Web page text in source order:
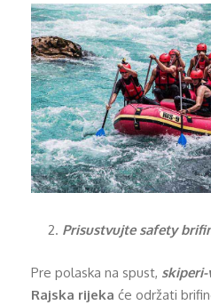
Prisustvujte safety
Pre polaska na spust,
Rajska rijeka će održati